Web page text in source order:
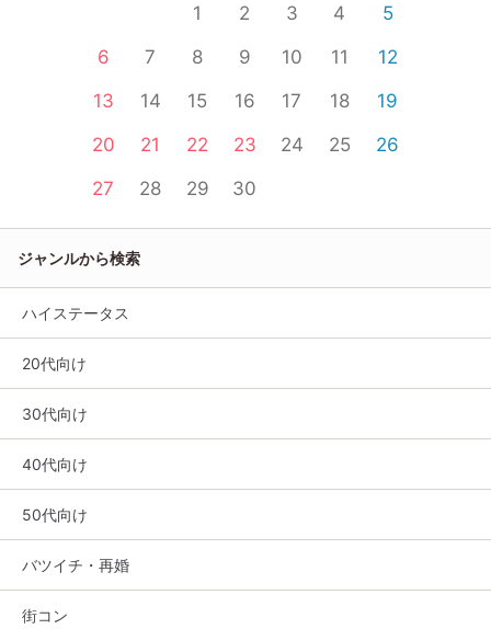
1 2 3 4
5
6
7 8 9 10 11
12
13
14 15 16 17 18
19
20
21 22 23 24 25
26
27
28 29 30
ジャンルから検索
ハイステータス
20代向け
30代向け
40代向け
50代向け
バツイチ・再婚
街コン